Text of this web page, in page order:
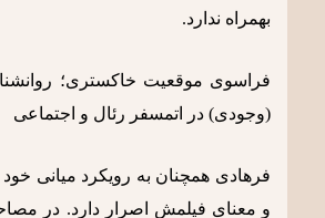
بهمراه ندارد.
فراسوی موقعیت خاکستری؛
(وجودی) در اتمسفر رئال و اجتماعی
فرهادی همچنان به رویکرد میانی خود